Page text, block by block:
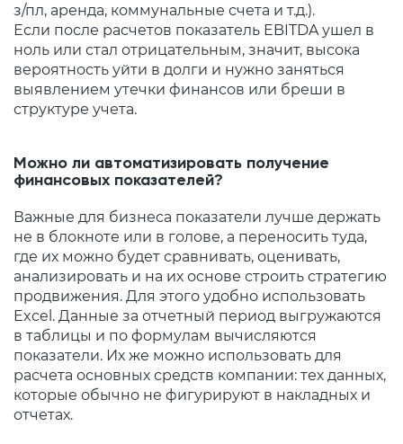
з/пл, аренда, коммунальные счета и т.д.).
Если после расчетов показатель EBITDA ушел в
ноль или стал отрицательным, значит, высока
вероятность уйти в долги и нужно заняться
выявлением утечки финансов или бреши в
структуре учета.
Можно ли автоматизировать получение
финансовых показателей?
Важные для бизнеса показатели лучше держать
не в блокноте или в голове, а переносить туда,
где их можно будет сравнивать, оценивать,
анализировать и на их основе строить стратегию
продвижения. Для этого удобно использовать
Excel. Данные за отчетный период выгружаются
в таблицы и по формулам вычисляются
показатели. Их же можно использовать для
расчета основных средств компании: тех данных,
которые обычно не фигурируют в накладных и
отчетах.